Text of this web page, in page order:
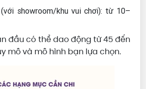
showroom/khu vui chơi): từ 10–
đầu có thể dao động từ 45 đến
mô và mô hình bạn lựa chọn.